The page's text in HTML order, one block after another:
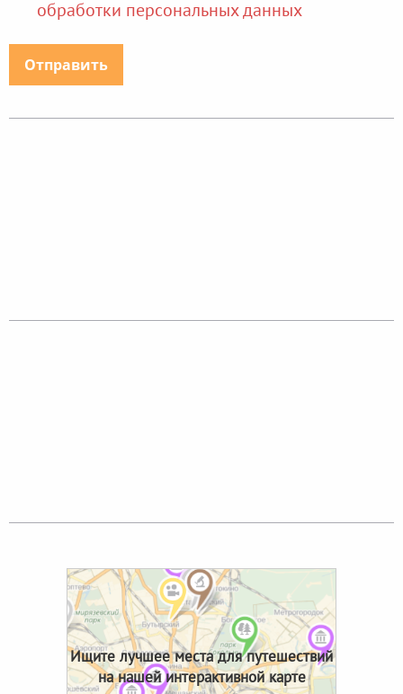
обработки персональных данных
Ищите лучшее места для путешествий
на нашей интерактивной карте